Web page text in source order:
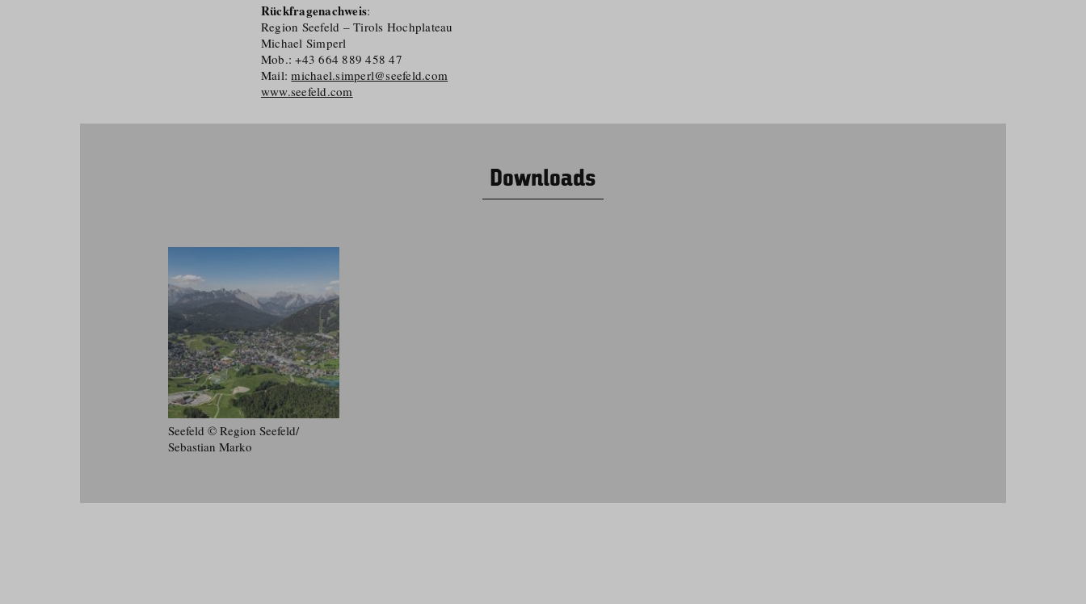
Rückfragenachweis:
Region Seefeld – Tirols Hochplateau
Michael Simperl
Mob.: +43 664 889 458 47
Mail:michael.simperl@seefeld.com
www.seefeld.com
Downloads
Seefeld © Region Seefeld/​
Sebastian Marko